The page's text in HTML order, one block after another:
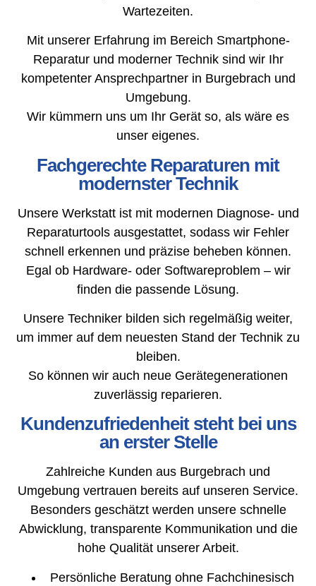
Wartezeiten.
Mit unserer Erfahrung im Bereich Smartphone-
Reparatur und moderner Technik sind wir Ihr
kompetenter Ansprechpartner in Burgebrach und
Umgebung.
Wir kümmern uns um Ihr Gerät so, als wäre es
unser eigenes.
Fachgerechte Reparaturen mit
modernster Technik
Unsere Werkstatt ist mit modernen Diagnose- und
Reparaturtools ausgestattet, sodass wir Fehler
schnell erkennen und präzise beheben können.
Egal ob Hardware- oder Softwareproblem – wir
finden die passende Lösung.
Unsere Techniker bilden sich regelmäßig weiter,
um immer auf dem neuesten Stand der Technik zu
bleiben.
So können wir auch neue Gerätegenerationen
zuverlässig reparieren.
Kundenzufriedenheit steht bei uns
an erster Stelle
Zahlreiche Kunden aus Burgebrach und
Umgebung vertrauen bereits auf unseren Service.
Besonders geschätzt werden unsere schnelle
Abwicklung, transparente Kommunikation und die
hohe Qualität unserer Arbeit.
Persönliche Beratung ohne Fachchinesisch